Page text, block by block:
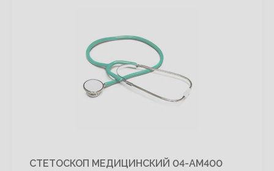
СТЕТОСКОП МЕДИЦИНСКИЙ 04-АМ400